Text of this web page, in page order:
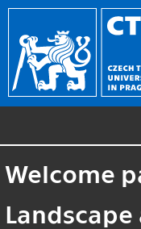
Welcome